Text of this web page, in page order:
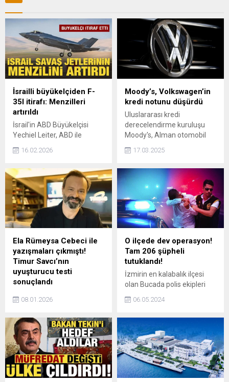
İsrailli büyükelçiden F-
35I itirafı: Menzilleri
artırıldı
İsrail'in ABD Büyükelçisi
Yechiel Leiter, ABD ile
sürdüren İran'la gerilim
savaş jetlerinin uçuş
menzilini ek yakıt tanklarıyla
artırdıklarını belirtti.
16.02.2026
Moody’s, Volkswagen’in
kredi notunu düşürdü
Uluslararası kredi
derecelendirme kuruluşu
Moody's, Alman otomobil
vadeli kredi notunu
sıkıntılar ve Çin rekabeti"
nedeniyle "BAA1”
seviyesine düşürdü.
17.03.2025
Ela Rümeysa Cebeci ile
yazışmaları çıkmıştı!
Timur Savcı’nın
uyuşturucu testi
sonuçlandı
Ela Rümeysa Cebeci ile
yazışmaları ortaya çıkan ve
TİMS&B Productions
ortaklarından ünlü yapımcı
Timur Savcı, Adli Tıp
Kurumu'nda test verdi.
Yapılan incelemelerin
ardından Timur Savcı'nın
08.01.2026
O ilçede dev operasyon!
Tam 206 şüpheli
tutuklandı!
İzmirin en kalabalık ilçesi
olan Bucada polis ekipleri
tarafından gerçekleştirilen
huzur uygulamalarında, 400
çeşitli suçlardan adliyeye
sevk edilen 206 şüpheli
tutuklandı.
06.05.2024